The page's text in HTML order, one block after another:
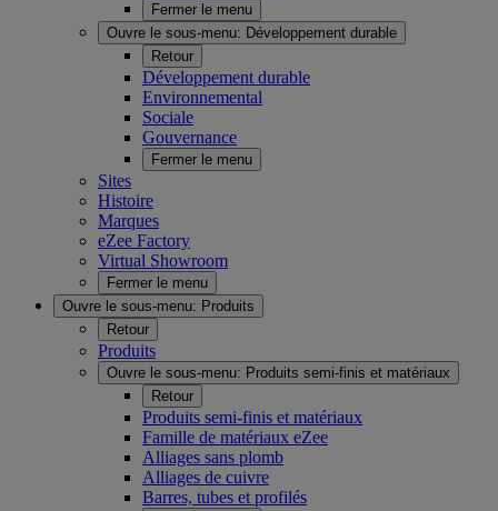
Fermer le menu
Ouvre le sous-menu: Développement durable
Retour
Développement durable
Environnemental
Sociale
Gouvernance
Fermer le menu
Sites
Histoire
Marques
eZee Factory
Virtual Showroom
Fermer le menu
Ouvre le sous-menu: Produits
Retour
Produits
Ouvre le sous-menu: Produits semi-finis et matériaux
Retour
Produits semi-finis et matériaux
Famille de matériaux eZee
Alliages sans plomb
Alliages de cuivre
Barres, tubes et profilés